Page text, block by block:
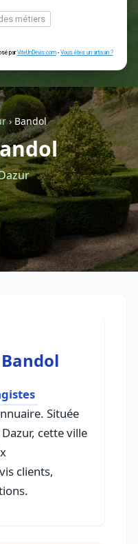
ou
automatiquement !
liste des métiers
Service proposé parViteUnDevis.com-Vous
› Bandol
Située
cette ville
clients,